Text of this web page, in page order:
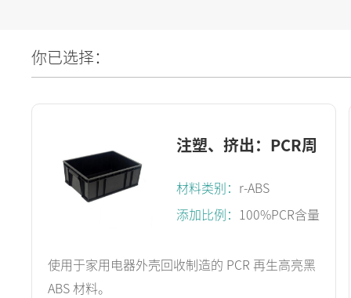
你已选择：
注塑、挤出：PCR周
材料类别： r-ABS
添加比例： 100%PCR含量
使用于家用电器外壳回收制造的 PCR 再生高亮黑
ABS 材料。